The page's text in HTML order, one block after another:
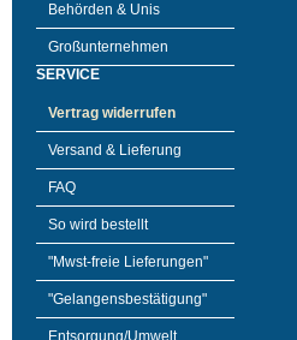
Behörden & Unis
Großunternehmen
SERVICE
Vertrag widerrufen
Versand & Lieferung
FAQ
So wird bestellt
"Mwst-freie Lieferungen"
"Gelangensbestätigung"
Entsorgung/Umwelt